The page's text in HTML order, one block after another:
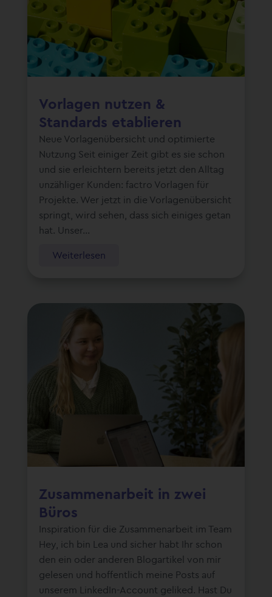
Vorlagen nutzen &
Standards etablieren
Neue Vorlagenübersicht und optimierte
Nutzung Seit einiger Zeit gibt es sie schon
und sie erleichtern bereits jetzt den Alltag
unzähliger Kunden: factro Vorlagen für
Projekte. Wer jetzt in die Vorlagenübersicht
springt, wird sehen, dass sich einiges getan
hat. Unser...
Weiterlesen
Zusammenarbeit in zwei
Büros
Inspiration für die Zusammenarbeit im Team
Hey, ich bin Lea und sicher habt Ihr schon
den ein oder anderen Blogartikel von mir
gelesen und hoffentlich meine Posts auf
unserem LinkedIn-Account geliked. Hast Du